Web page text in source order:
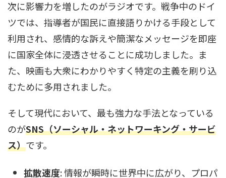
次に影響力を増したのがラジオです。戦争中のドイ
ツでは、指導者が国民に直接語りかける手段として
利用され、感情的な訴えや簡潔なメッセージを即座
に国家全体に浸透させることに成功しました。ま
た、映画も大衆にわかりやすく特定の主義を刷り込
むために多用されました。
そして現代において、最も強力な手法となっている
のがSNS（ソーシャル・ネットワーキング・サービ
ス）です。
拡散速度: 情報が瞬時に世界中に広がり、プロパ